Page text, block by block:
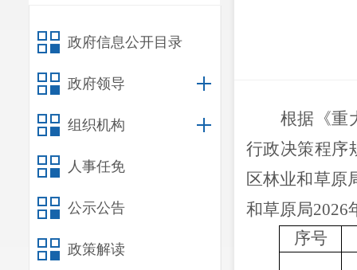
政府信息公开目录
政府领导
组织机构
人事任免
公示公告
政策解读
根据《重
行政决策程序
区林业和草原
和草原局2026
序号